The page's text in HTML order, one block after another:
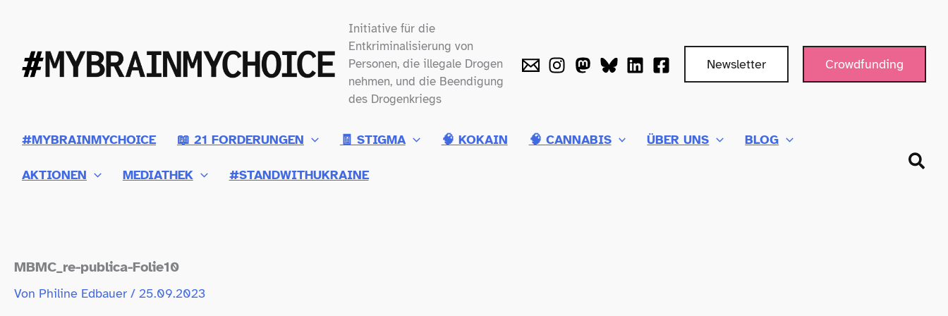
springen
Initiative für die
Entkriminalisierung von
Personen, die illegale Drogen
nehmen, und die Beendigung
des Drogenkriegs
Newsletter Crowdfunding
#MYBRAINMYCHOICE 📖 21 FORDERUNGEN 🧾 STIGMA 🧠 KOKAIN 🧠 CANNABIS ÜBER UNS BLOG
AKTIONEN MEDIATHEK #STANDWITHUKRAINE
MBMC_​re-​publica-​Folie10
Von Philine Edbauer / 25.09.2023